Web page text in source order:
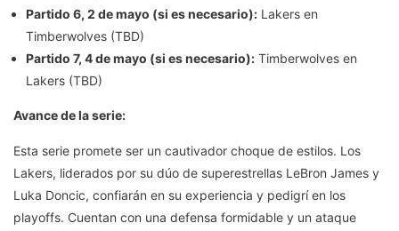
Partido 6, 2 de mayo (si es necesario): Lakers en
Timberwolves (TBD)
Partido 7, 4 de mayo (si es necesario): Timberwolves en
Lakers (TBD)
Avance de la serie:
Esta serie promete ser un cautivador choque de estilos. Los
Lakers, liderados por su dúo de superestrellas LeBron James y
Luka Doncic, confiarán en su experiencia y pedigrí en los
playoffs. Cuentan con una defensa formidable y un ataque